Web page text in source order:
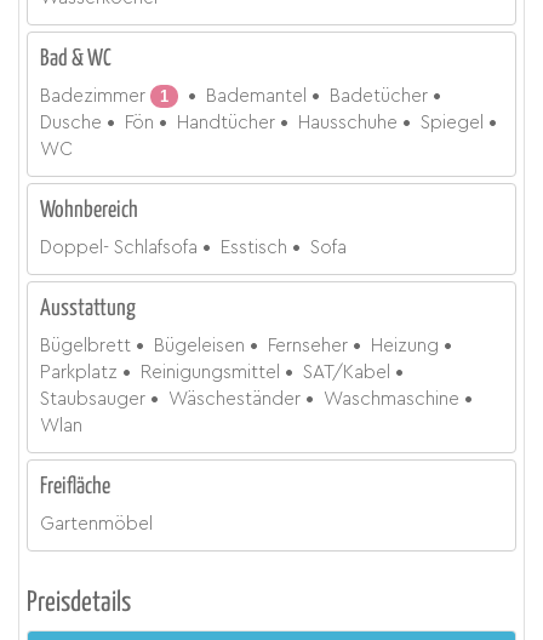
Bad & WC
Badezimmer 1 Bademantel
Badetücher
Dusche
Fön Handtücher Hausschuhe
Spiegel
WC
Wohnbereich
Doppel- Schlafsofa Esstisch Sofa
Ausstattung
Bügelbrett Bügeleisen Fernseher
Heizung
Parkplatz
Reinigungsmittel
SAT/Kabel
Staubsauger
Wäscheständer
Waschmaschine
Wlan
Freifläche
Gartenmöbel
Preisdetails